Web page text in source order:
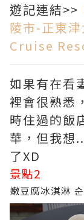
遊記連結>>
陵市-正東
Cruise
如果有在看
裡會很熟悉
時住過的飯
華，但我想
了XD
景點2
嫩豆腐冰淇淋